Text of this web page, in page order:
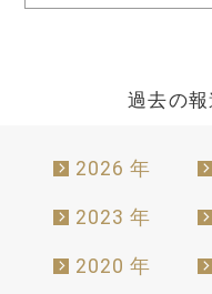
過去の
2026 年
2023 年
2020 年